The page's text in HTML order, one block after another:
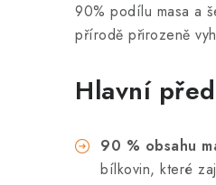
90% podílu masa a
přírodě přirozeně
Hlavní
90 % obsahu
bílkovin, které